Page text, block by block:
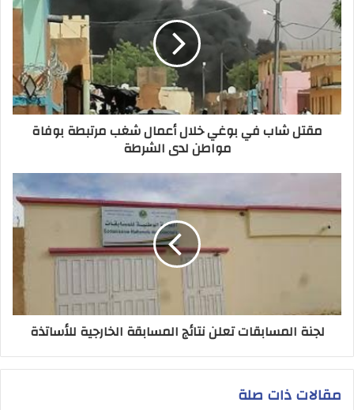
مقتل شاب في بوغي خلال أعمال شغب مرتبطة بوفاة
مواطن لدى الشرطة
لجنة المسابقات تعلن نتائج المسابقة الخارجية للأساتذة
مقالات ذات صلة